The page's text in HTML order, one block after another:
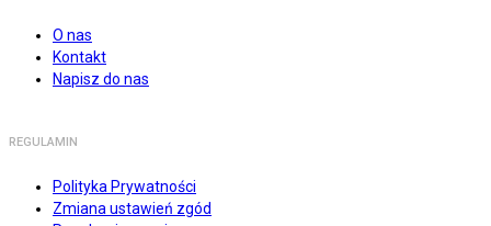
O nas
Kontakt
Napisz do nas
REGULAMIN
Polityka Prywatności
Zmiana ustawień zgód